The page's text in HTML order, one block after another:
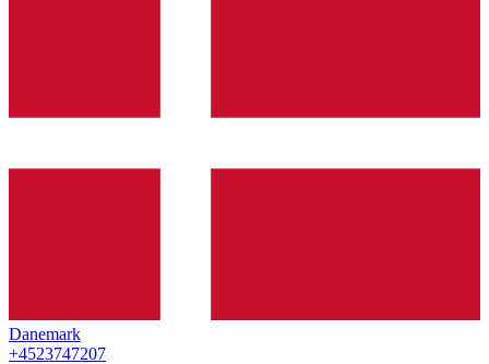
Danemark
+4523747207